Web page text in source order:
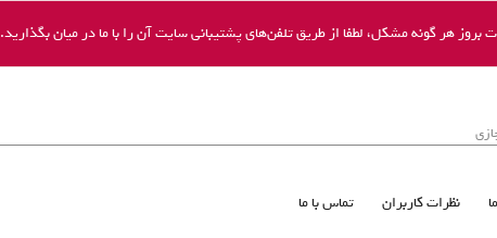
هر گونه مشکل، لطفا از طریق تلفن‌های پشتیبانی سایت آن را با ما در میان بگذارید.
نظرات کاربران تماس با ما